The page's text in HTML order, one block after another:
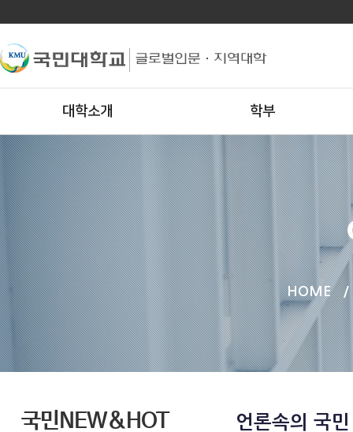
대학소개 학부
HOME /
국민NEW&HOT 언론속의 국민